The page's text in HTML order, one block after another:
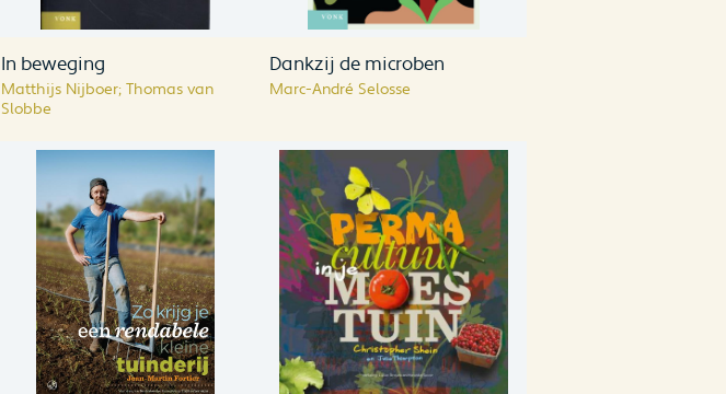
In beweging
Matthijs Nijboer; Thomas van
Slobbe
Dankzij de microben
Marc-André Selosse